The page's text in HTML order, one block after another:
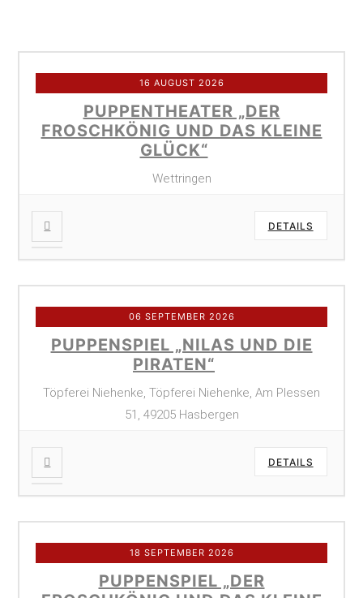
16 AUGUST 2026
PUPPENTHEATER „DER
FROSCHKÖNIG UND DAS KLEINE
GLÜCK“
Wettringen
DETAILS
06 SEPTEMBER 2026
PUPPENSPIEL „NILAS UND DIE
PIRATEN“
Töpferei Niehenke, Töpferei Niehenke, Am Plessen
51, 49205 Hasbergen
DETAILS
18 SEPTEMBER 2026
PUPPENSPIEL „DER